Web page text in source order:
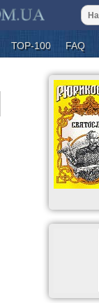
ТОР-100 FAQ